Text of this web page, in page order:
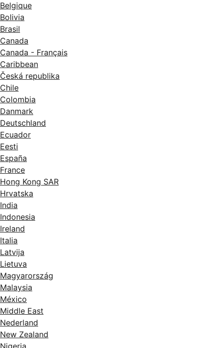
Belgique
Bolivia
Brasil
Canada
Canada - Français
Caribbean
Česká republika
Chile
Colombia
Danmark
Deutschland
Ecuador
Eesti
España
France
Hong Kong SAR
Hrvatska
India
Indonesia
Ireland
Italia
Latvija
Lietuva
Magyarország
Malaysia
México
Middle East
Nederland
New Zealand
Nigeria